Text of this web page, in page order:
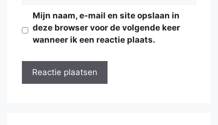
Mijn naam, e-mail en site opslaan in
deze browser voor de volgende keer
wanneer ik een reactie plaats.